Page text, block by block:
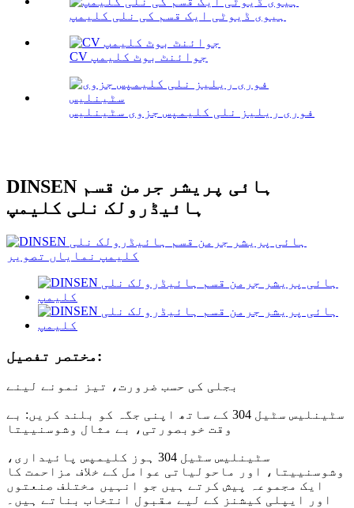
ہیوی ڈیوٹی ایک قسم کی نلی کلیمپ
CV جوائنٹ بوٹ کلیمپ
فوری ریلیز نلی کلیمپس جزوی سٹینلیس
DINSEN ہائی پریشر جرمن قسم
ہائیڈرولک نلی کلیمپ
مختصر تفصیل:
بجلی کی حسب ضرورت، تیز نمونے لینے
سٹینلیس سٹیل 304 کے ساتھ اپنی جگہ کو بلند کریں: بے
وقت خوبصورتی، بے مثال وشوسنییتا
سٹینلیس سٹیل 304 ہوز کلیمپس پائیداری،
وشوسنییتا، اور ماحولیاتی عوامل کے خلاف مزاحمت کا
ایک مجموعہ پیش کرتے ہیں جو انہیں مختلف صنعتوں
اور ایپلی کیشنز کے لیے مقبول انتخاب بناتے ہیں۔